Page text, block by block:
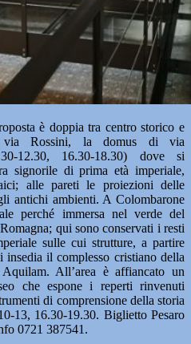
è doppia tra centro storico e
Rossini, la domus di via
12.30, 16.30-18.30) dove si
signorile di prima età imperiale,
alle pareti le proiezioni delle
antichi ambienti. A Colombarone
perché immersa nel verde del
qui sono conservati i resti
sulle cui strutture, a partire
il complesso cristiano della
All’area è affiancato un
che espone i reperti rinvenuti
di comprensione della storia
13, 16.30-19.30. Biglietto Pesaro
0721 387541.